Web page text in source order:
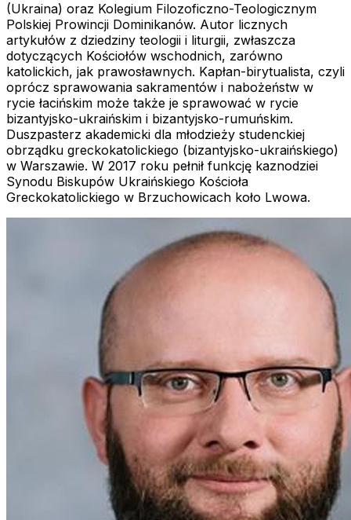
(Ukraina) oraz Kolegium Filozoficzno-Teologicznym
Polskiej Prowincji Dominikanów. Autor licznych
artykułów z dziedziny teologii i liturgii, zwłaszcza
dotyczących Kościołów wschodnich, zarówno
katolickich, jak prawosławnych. Kapłan-birytualista, czyli
oprócz sprawowania sakramentów i nabożeństw w
rycie łacińskim może także je sprawować w rycie
bizantyjsko-ukraińskim i bizantyjsko-rumuńskim.
Duszpasterz akademicki dla młodzieży studenckiej
obrządku greckokatolickiego (bizantyjsko-ukraińskiego)
w Warszawie. W 2017 roku pełnił funkcję kaznodziei
Synodu Biskupów Ukraińskiego Kościoła
Greckokatolickiego w Brzuchowicach koło Lwowa.